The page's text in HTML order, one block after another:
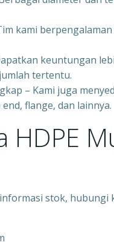
kami
keuntungan
tertentu.
– Kami juga
flange, dan lainnya.
HDPE
stok, hubungi